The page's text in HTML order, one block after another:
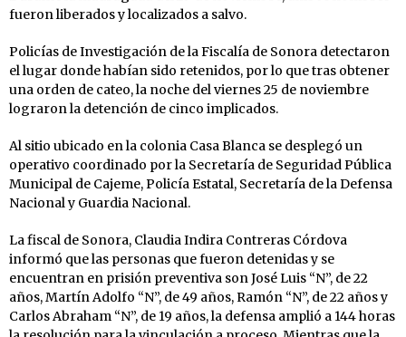
fueron liberados y localizados a salvo.
Policías de Investigación de la Fiscalía de Sonora detectaron
el lugar donde habían sido retenidos, por lo que tras obtener
una orden de cateo, la noche del viernes 25 de noviembre
lograron la detención de cinco implicados.
Al sitio ubicado en la colonia Casa Blanca se desplegó un
operativo coordinado por la Secretaría de Seguridad Pública
Municipal de Cajeme, Policía Estatal, Secretaría de la Defensa
Nacional y Guardia Nacional.
La fiscal de Sonora, Claudia Indira Contreras Córdova
informó que las personas que fueron detenidas y se
encuentran en prisión preventiva son José Luis “N”, de 22
años, Martín Adolfo “N”, de 49 años, Ramón “N”, de 22 años y
Carlos Abraham “N”, de 19 años, la defensa amplió a 144 horas